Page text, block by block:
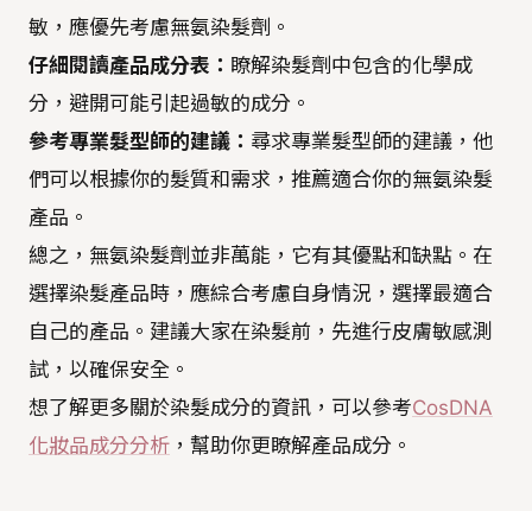
敏，應優先考慮無氨染髮劑。
仔細閱讀產品成分表： 瞭解染髮劑中包含的化學成
分，避開可能引起過敏的成分。
參考專業髮型師的建議： 尋求專業髮型師的建議，他
們可以根據你的髮質和需求，推薦適合你的無氨染髮
產品。
總之，無氨染髮劑並非萬能，它有其優點和缺點。在
選擇染髮產品時，應綜合考慮自身情況，選擇最適合
自己的產品。建議大家在染髮前，先進行皮膚敏感測
試，以確保安全。
想了解更多關於染髮成分的資訊，可以參考CosDNA
化妝品成分分析 ，幫助你更瞭解產品成分。